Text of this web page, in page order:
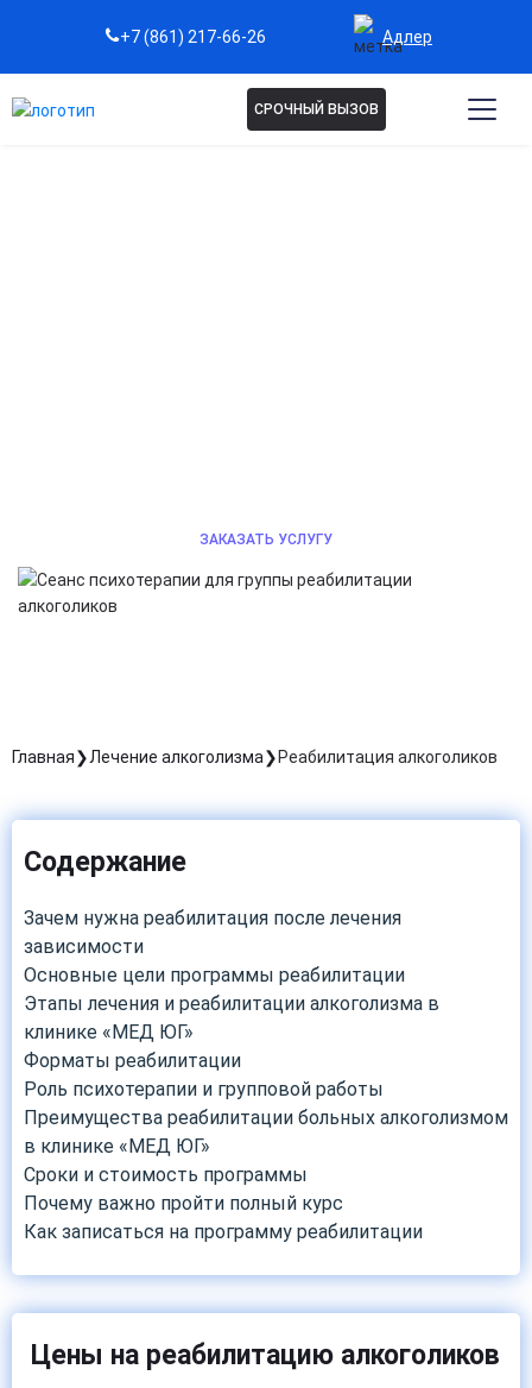
+7 (861) 217-66-26 Адлер
СРОЧНЫЙ ВЫЗОВ
ЗАКАЗАТЬ УСЛУГУ
Главная Лечение алкоголизма Реабилитация алкоголиков
Содержание
Зачем нужна реабилитация после лечения
зависимости
Основные цели программы реабилитации
Этапы лечения и реабилитации алкоголизма в
клинике «МЕД ЮГ»
Форматы реабилитации
Роль психотерапии и групповой работы
Преимущества реабилитации больных алкоголизмом
в клинике «МЕД ЮГ»
Сроки и стоимость программы
Почему важно пройти полный курс
Как записаться на программу реабилитации
Цены на реабилитацию алкоголиков